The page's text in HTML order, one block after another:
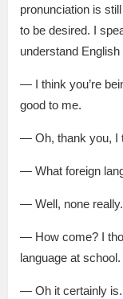
pronunciation is
to be desired. I
understand
— I think you’re
good to me.
— Oh, thank you, I
— What foreign
— Well, none really.
— How come? I
language at
— Oh it certainly is.